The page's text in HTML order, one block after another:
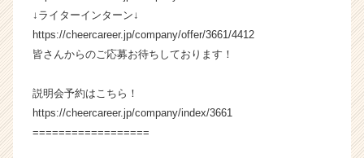
↓ライターインターン↓
https://cheercareer.jp/company/offer/3661/4412
皆さんからのご応募お待ちしております！
説明会予約はこちら！
https://cheercareer.jp/company/index/3661
==================